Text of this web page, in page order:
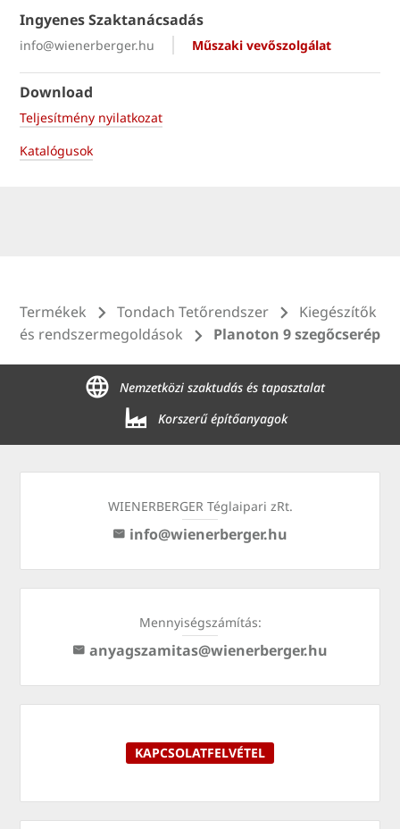
Ingyenes Szaktanácsadás
Műszaki vevőszolgálat
info@wienerberger.hu
Download
Teljesítmény nyilatkozat
Katalógusok
Termékek Tondach Tetőrendszer
Kiegészítők
és rendszermegoldások
Planoton 9 szegőcserép
Nemzetközi szaktudás és tapasztalat
Korszerű építőanyagok
WIENERBERGER Téglaipari zRt.
info@wienerberger.hu
Mennyiségszámítás:
anyagszamitas@wienerberger.hu
KAPCSOLATFELVÉTEL